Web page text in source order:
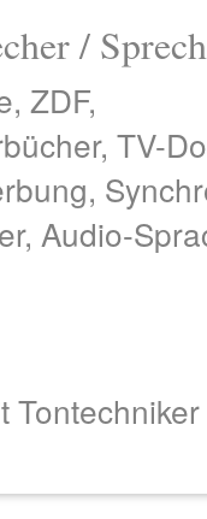
/
ZDF,
TV-
Audio-
Tontechniker